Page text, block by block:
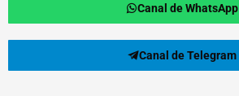
Canal de WhatsApp
Canal de Telegram